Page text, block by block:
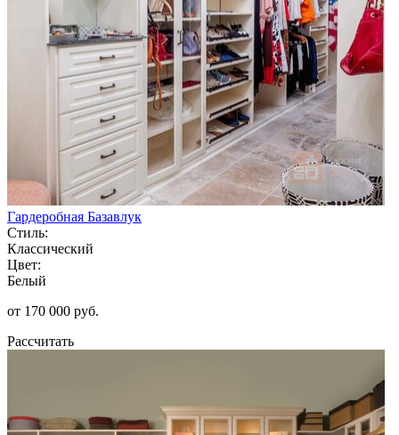
Гардеробная Базавлук
Стиль:
Классический
Цвет:
Белый
от 170 000 руб.
Рассчитать